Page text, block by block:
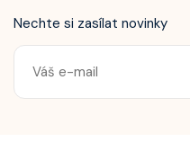
Zavolejte nám!
+420 603 172 604
Nechte si zasílat novinky